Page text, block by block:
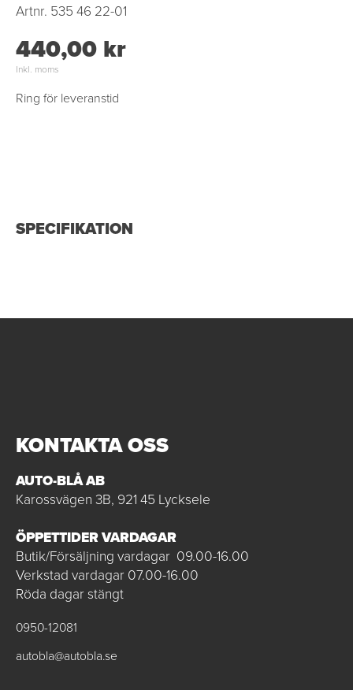
Artnr. 535 46 22-01
440,00 kr
Inkl. moms
Ring för leveranstid
SPECIFIKATION
KONTAKTA OSS
AUTO-BLÅ AB
Karossvägen 3B, 921 45 Lycksele
ÖPPETTIDER VARDAGAR
Butik/Försäljning vardagar 09.00-16.00
Verkstad vardagar 07.00-16.00
Röda dagar stängt
0950-12081
autobla@autobla.se